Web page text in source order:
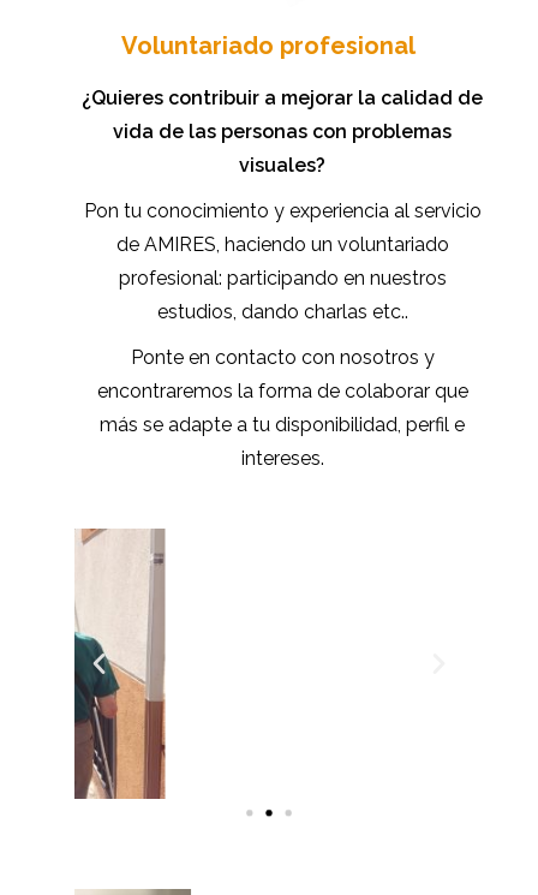
Voluntariado profesional
¿Quieres contribuir a mejorar la calidad de
vida de las personas con problemas
visuales?
Pon tu conocimiento y experiencia al servicio
de AMIRES, haciendo un voluntariado
profesional: participando en nuestros
estudios, dando charlas etc..
Ponte en contacto con nosotros y
encontraremos la forma de colaborar que
más se adapte a tu disponibilidad, perfil e
intereses.